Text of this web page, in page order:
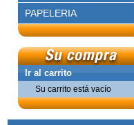
PAPELERIA
Ir al carrito
Su carrito está vacío